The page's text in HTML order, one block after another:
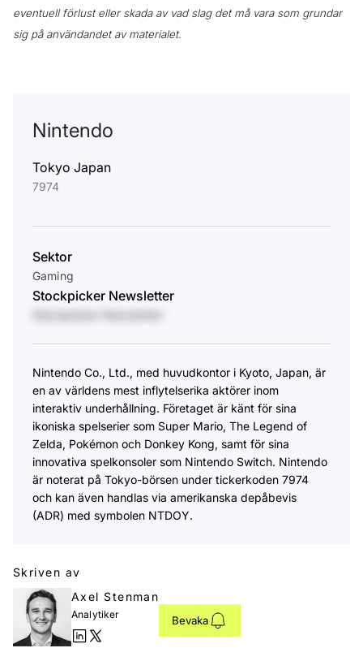
eventuell förlust eller skada av vad slag det må vara som grundar
sig på användandet av materialet.
Nintendo
Tokyo Japan
7974
Sektor
Gaming
Stockpicker Newsletter
Nintendo Co., Ltd., med huvudkontor i Kyoto, Japan, är
en av världens mest inflytelserika aktörer inom
interaktiv underhållning. Företaget är känt för sina
ikoniska spelserier som Super Mario, The Legend of
Zelda, Pokémon och Donkey Kong, samt för sina
innovativa spelkonsoler som Nintendo Switch. Nintendo
är noterat på Tokyo-börsen under tickerkoden 7974
och kan även handlas via amerikanska depåbevis
(ADR) med symbolen NTDOY.
Skriven av
Axel Stenman
Analytiker Bevaka